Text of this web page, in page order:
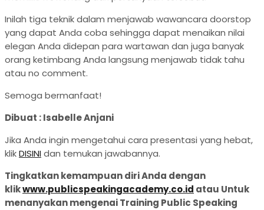
Inilah tiga teknik dalam menjawab wawancara doorstop
yang dapat Anda coba sehingga dapat menaikan nilai
elegan Anda didepan para wartawan dan juga banyak
orang ketimbang Anda langsung menjawab tidak tahu
atau no comment.
Semoga bermanfaat!
Dibuat : Isabelle Anjani
Jika Anda ingin mengetahui cara presentasi yang hebat,
klikDISINIdan temukan jawabannya.
Tingkatkan kemampuan diri Anda dengan
klikwww.publicspeakingacademy.co.id atau Untuk
menanyakan mengenai Training Public Speaking